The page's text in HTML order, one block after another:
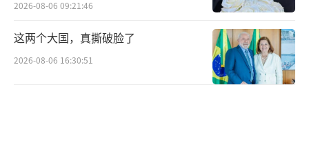
2026-08-06 09:21:46
这两个大国，真撕破脸了
2026-08-06 16:30:51